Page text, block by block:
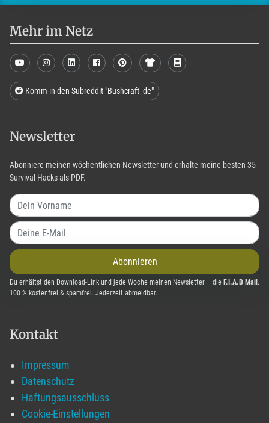
Mehr im Netz
Komm in den Subreddit "Bushcraft_de"
Newsletter
Abonniere meinen wöchentlichen Newsletter und erhalte meine besten 35
Survival-Hacks als PDF.
Abonnieren
Du erhältst den Download-Link und jede Woche meinen Newsletter – die F.I.A.B Mail .
100 % kostenfrei & spamfrei. Jederzeit abmeldbar.
Kontakt
Impressum
Datenschutz
Haftungsausschluss
Cookie-Einstellungen